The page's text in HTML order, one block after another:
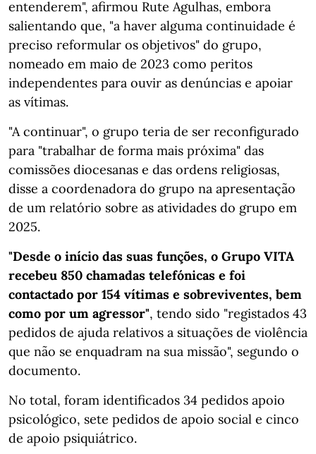
entenderem", afirmou Rute Agulhas, embora
salientando que, "a haver alguma continuidade é
preciso reformular os objetivos" do grupo,
nomeado em maio de 2023 como peritos
independentes para ouvir as denúncias e apoiar
as vítimas.
"A continuar", o grupo teria de ser reconfigurado
para "trabalhar de forma mais próxima" das
comissões diocesanas e das ordens religiosas,
disse a coordenadora do grupo na apresentação
de um relatório sobre as atividades do grupo em
2025.
"Desde o início das suas funções, o Grupo VITA
recebeu 850 chamadas telefónicas e foi
contactado por 154 vítimas e sobreviventes, bem
como por um agressor", tendo sido "registados 43
pedidos de ajuda relativos a situações de violência
que não se enquadram na sua missão", segundo o
documento.
No total, foram identificados 34 pedidos apoio
psicológico, sete pedidos de apoio social e cinco
de apoio psiquiátrico.